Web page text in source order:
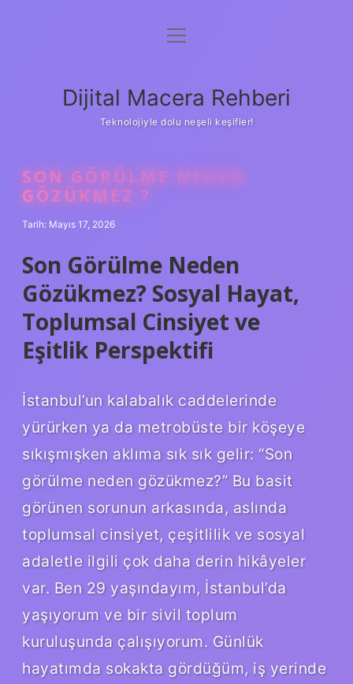
Anasayfa
Yasal Uyarı
menüyü
Dijital Macera Rehberi
Teknolojiyle dolu neşeli keşifler!
SON GÖRÜLME NEDEN
GÖZÜKMEZ ?
Tarih: Mayıs 17, 2026
Son Görülme Neden
Gözükmez? Sosyal Hayat,
Toplumsal Cinsiyet ve
Eşitlik Perspektifi
İstanbul’un kalabalık caddelerinde
yürürken ya da metrobüste bir köşeye
sıkışmışken aklıma sık sık gelir: “Son
görülme neden gözükmez?” Bu basit
görünen sorunun arkasında, aslında
toplumsal cinsiyet, çeşitlilik ve sosyal
adaletle ilgili çok daha derin hikâyeler
var. Ben 29 yaşındayım, İstanbul’da
yaşıyorum ve bir sivil toplum
kuruluşunda çalışıyorum. Günlük
hayatımda sokakta gördüğüm, iş yerinde